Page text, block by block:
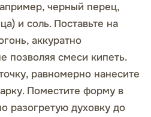
черный перец,
и соль. Поставьте на
аккуратно
позволяя смеси кипеть.
равномерно нанесите
Поместите форму в
разогретую духовку до